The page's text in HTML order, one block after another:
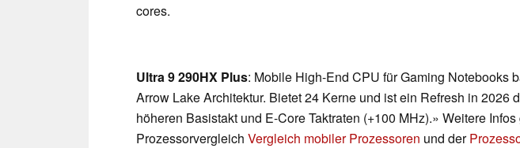
cores.
Ultra 9 290HX Plus: Mobile High-End CPU für Gaming Notebooks
Arrow Lake Architektur. Bietet 24 Kerne und ist ein Refresh in 2026
höheren Basistakt und E-Core Taktraten (+100 MHz).» Weitere
Prozessorvergleich Vergleich mobiler Prozessoren und der